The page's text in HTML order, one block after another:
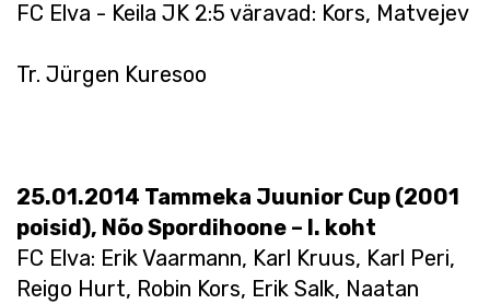
FC Elva - Keila JK 2:5 väravad: Kors, Matvejev
Tr. Jürgen Kuresoo
25.01.2014 Tammeka Juunior Cup (2001
poisid), Nõo Spordihoone – I. koht
FC Elva: Erik Vaarmann, Karl Kruus, Karl Peri,
Reigo Hurt, Robin Kors, Erik Salk, Naatan